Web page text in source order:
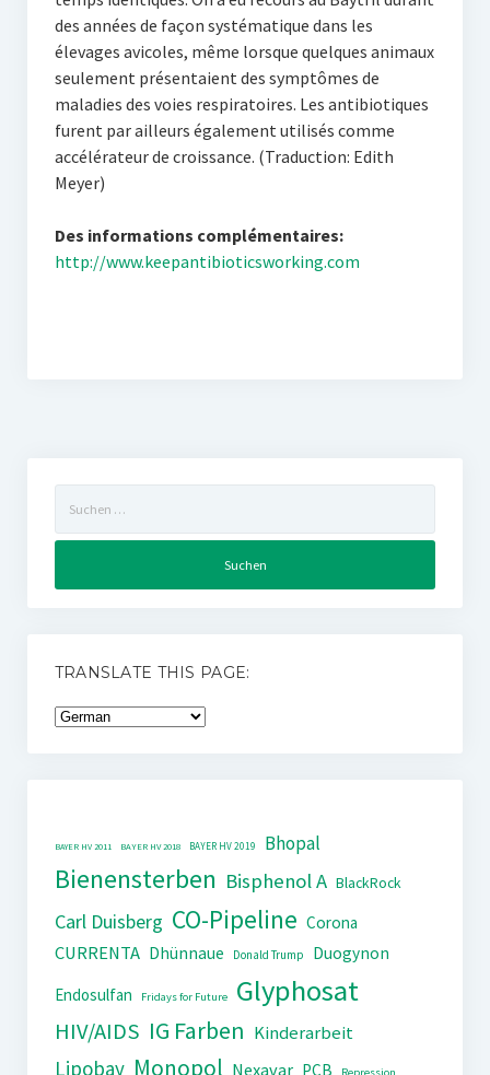
des années de façon systématique dans les
élevages avicoles, même lorsque quelques animaux
seulement présentaient des symptômes de
maladies des voies respiratoires. Les antibiotiques
furent par ailleurs également utilisés comme
accélérateur de croissance. (Traduction: Edith
Meyer)
Des informations complémentaires:
http://www.keepantibioticsworking.com
nach:
TRANSLATE THIS PAGE:
BAYER HV 2011 BAYER HV 2018 BAYER HV 2019 Bhopal
Bienensterben Bisphenol A BlackRock
Carl Duisberg CO-Pipeline Corona
CURRENTA Dhünnaue Donald Trump
Duogynon
Endosulfan
Fridays for Future Glyphosat
HIV/AIDS IG Farben Kinderarbeit
Lipobay Monopol Nexavar PCB